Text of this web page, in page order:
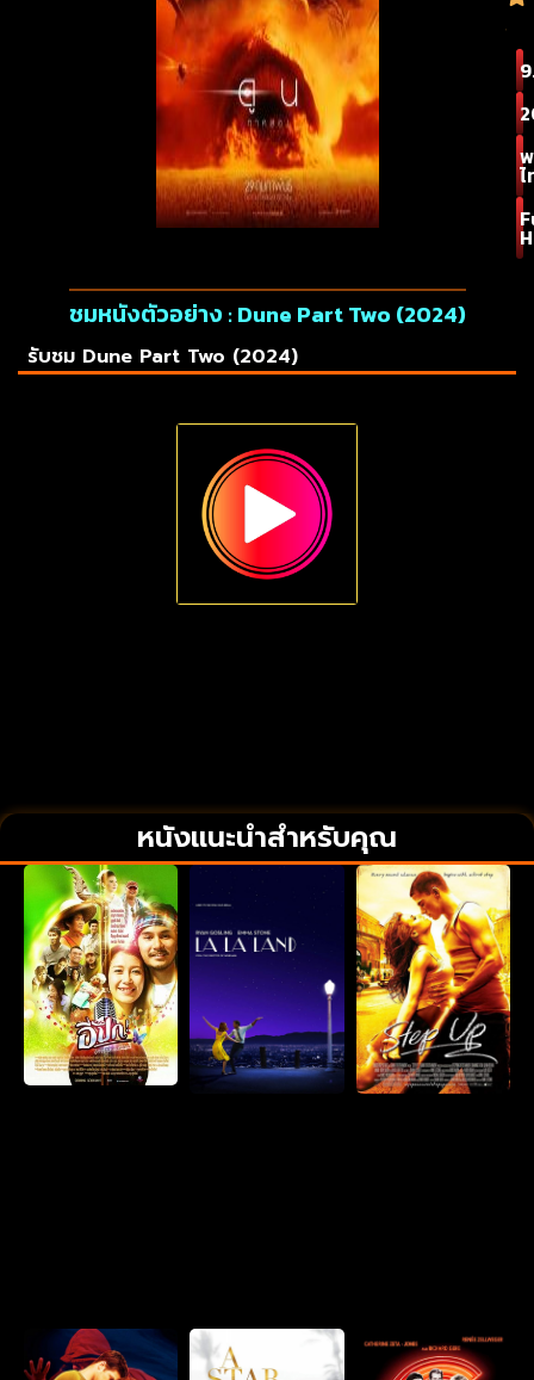
ชมหนังตัวอย่าง : Dune Part Two (2024)
รับชม Dune Part Two (2024)
หนังแนะนำสำหรับคุณ